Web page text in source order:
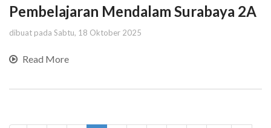
Pembelajaran Mendalam Surabaya 2A
dibuat pada Sabtu, 18 Oktober 2025
Read More